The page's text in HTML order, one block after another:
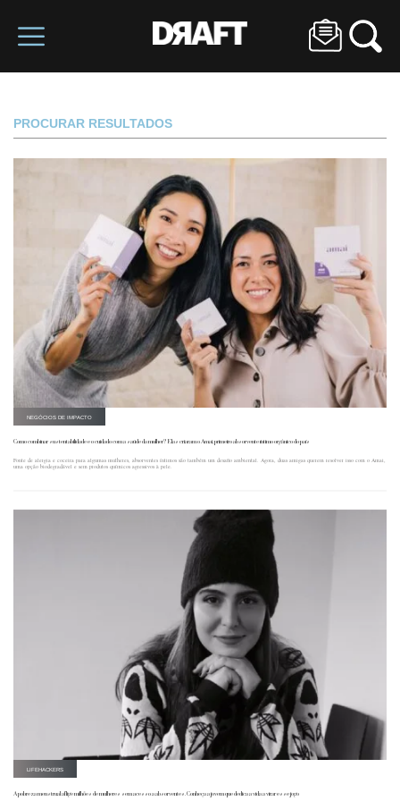
PROCURAR RESULTADOS
NEGÓCIOS DE IMPACTO
Como combinar sustentabilidade e o cuidado com a saúde da mulher? Elas criaram o Amai, primeiro absorvente íntimo orgânico do país
Fonte de alergia e coceira para algumas mulheres, absorventes íntimos são também um desafio ambiental. Agora, duas amigas querem resolver isso com o Amai,
uma opção biodegradável e sem produtos químicos agressivos à pele.
LIFEHACKERS
A pobreza menstrual aflige milhões de mulheres sem acesso a absorventes. Conheça a jovem que dedica a vida a virar esse jogo